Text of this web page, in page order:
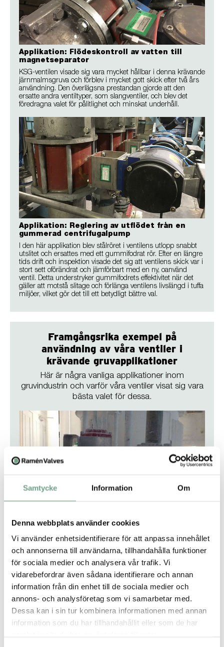
Samtycke Information Om
Denna webbplats använder cookies
Vi använder enhetsidentifierare för att anpassa innehållet
och annonserna till användarna, tillhandahålla funktioner
för sociala medier och analysera vår trafik. Vi
vidarebefordrar även sådana identifierare och annan
information från din enhet till de sociala medier och
annons- och analysföretag som vi samarbetar med.
Dessa kan i sin tur kombinera informationen med annan
information som du har tillhandahållit eller som de har
Applikation: Flödeskontroll av vatten till
magnetseparator
KSG-ventilen visade sig vara mycket hållbar i denna krävande
järnmalmsgruva och förblev i mycket gott skick efter två års
användning. Den överlägsna prestandan gjorde att den
ersatte andra ventiltyper, som slangventiler, och blev det
föredragna valet för pålitlighet och minskat underhåll.
Applikation: Reglering av utflödet från en
gummerad centrifugalpump
I den här applikation blev stålröret i ventilens utlopp snabbt
utslitet och ersattes med ett gummifodrat rör. Efter en längre
tids drift och inspektion visade det sig att ventilens skick var i
stort sett oförändrat och jämförbart med en ny, oanvänd
ventil. Detta understryker gummifodrets effektivitet när det
gäller att motstå slitage och förlänga ventilens livslängd i tuffa
miljöer, vilket gör det till ett betydligt bättre val.
Framgångsrika exempel på
användning av våra ventiler i
krävande gruvapplikationer
Här är några vanliga applikationer inom
gruvindustrin och varför våra ventiler visat sig vara
bästa valet för dessa.
Applikation:
Reglering av kalk
I detta case bytte kunden ut traditionella slangventiler mot
den mer robusta Ramén KS Kulsektorventil för en krävande